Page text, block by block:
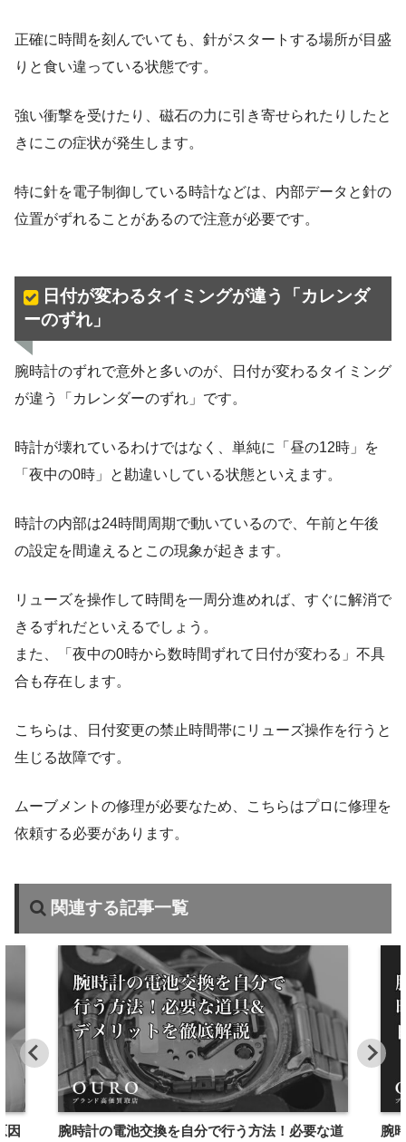
正確に時間を刻んでいても、針がスタートする場所が目盛
りと食い違っている状態です。
強い衝撃を受けたり、磁石の力に引き寄せられたりしたと
きにこの症状が発生します。
特に針を電子制御している時計などは、内部データと針の
位置がずれることがあるので注意が必要です。
日付が変わるタイミングが違う「カレンダ
ーのずれ」
腕時計のずれで意外と多いのが、日付が変わるタイミング
が違う「カレンダーのずれ」です。
時計が壊れているわけではなく、単純に「昼の12時」を
「夜中の0時」と勘違いしている状態といえます。
時計の内部は24時間周期で動いているので、午前と午後
の設定を間違えるとこの現象が起きます。
リューズを操作して時間を一周分進めれば、すぐに解消で
きるずれだといえるでしょう。
また、「夜中の0時から数時間ずれて日付が変わる」不具
合も存在します。
こちらは、日付変更の禁止時間帯にリューズ操作を行うと
生じる故障です。
ムーブメントの修理が必要なため、こちらはプロに修理を
依頼する必要があります。
関連する記事一覧
因
腕時計の電池交換を自分で行う方法！必要な道
腕